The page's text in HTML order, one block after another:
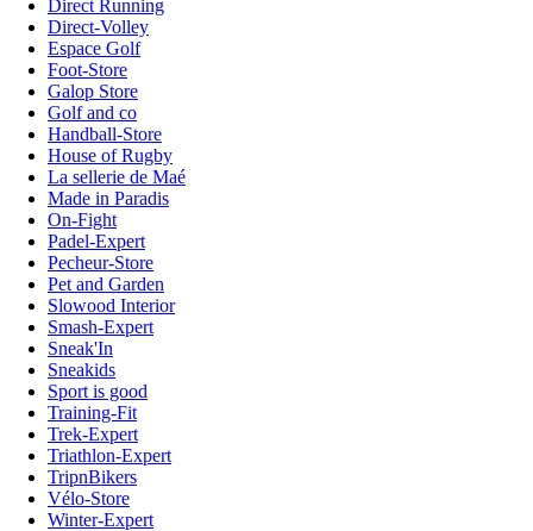
Direct Running
Direct-Volley
Espace Golf
Foot-Store
Galop Store
Golf and co
Handball-Store
House of Rugby
La sellerie de Maé
Made in Paradis
On-Fight
Padel-Expert
Pecheur-Store
Pet and Garden
Slowood Interior
Smash-Expert
Sneak'In
Sneakids
Sport is good
Training-Fit
Trek-Expert
Triathlon-Expert
TripnBikers
Vélo-Store
Winter-Expert